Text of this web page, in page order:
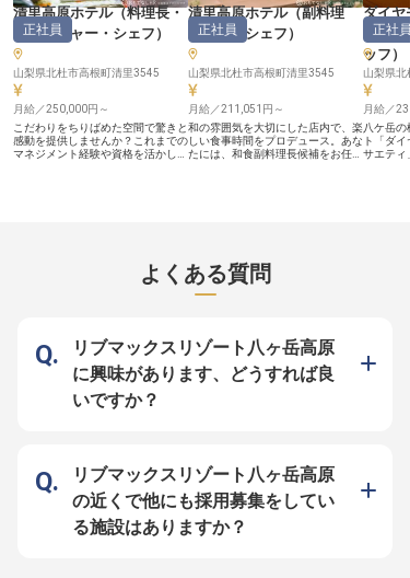
を大切に
加え、計
得でき
がら仕
社会保険
所や育児
福利厚生
般に加
ップやイ
携われ
ルアッ
る環境で
清里高原ホテル（料理長・
マネージャー・シェフ ）
正社員
山梨県北杜市高根町清里3545
月給／250,000円～
こだわりをちりばめた空間で驚きと
感動を提供しませんか？これまでの
マネジメント経験や資格を活かして
は、癒しのひと時を提供していま
す。※この求人は2023年6月1日時
清里高原ホテル（副料理
長・スーシェフ ）
正社員
山梨県北杜市高根町清里3545
月給／211,051円～
和の雰囲気を大切にした店内で、楽
しい食事時間をプロデュース。あな
たには、和食副料理長候補をお任せ
トランで、お客様の大切なひと時を
彩りませんか？※この求人は2024年
1月31日時点の情報です
ダイヤ
ソサエ
ッフ ）
正社員
山梨県北
月給／
八ケ岳
ト「ダ
サエティ
よくある質問
リブマックスリゾート八ヶ岳高原
に興味があります、どうすれば良
いですか？
リブマックスリゾート八ヶ岳高原
の近くで他にも採用募集をしてい
る施設はありますか？